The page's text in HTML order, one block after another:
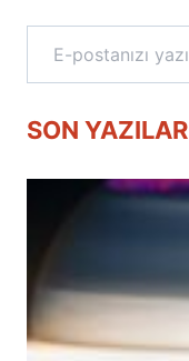
E-postanızı yazın…
SON YAZILAR